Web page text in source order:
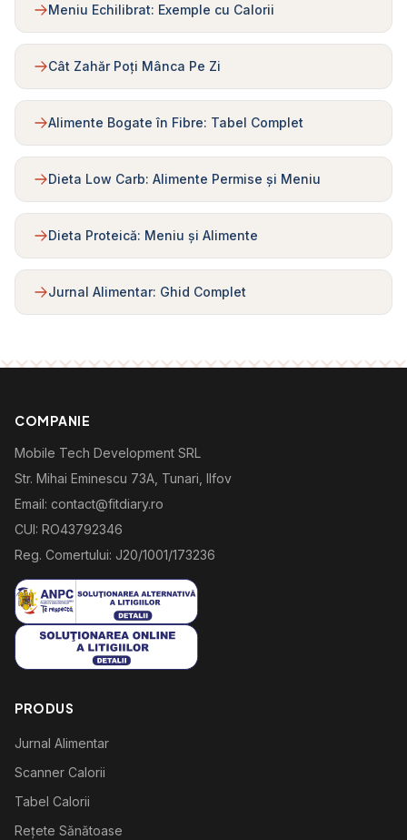
Meniu Echilibrat: Exemple cu Calorii
Cât Zahăr Poți Mânca Pe Zi
Alimente Bogate în Fibre: Tabel Complet
Dieta Low Carb: Alimente Permise și Meniu
Dieta Proteică: Meniu și Alimente
Jurnal Alimentar: Ghid Complet
COMPANIE
Mobile Tech Development SRL
Str. Mihai Eminescu 73A, Tunari, Ilfov
Email: contact@fitdiary.ro
CUI: RO43792346
Reg. Comertului: J20/1001/173236
PRODUS
Jurnal Alimentar
Scanner Calorii
Tabel Calorii
Rețete Sănătoase